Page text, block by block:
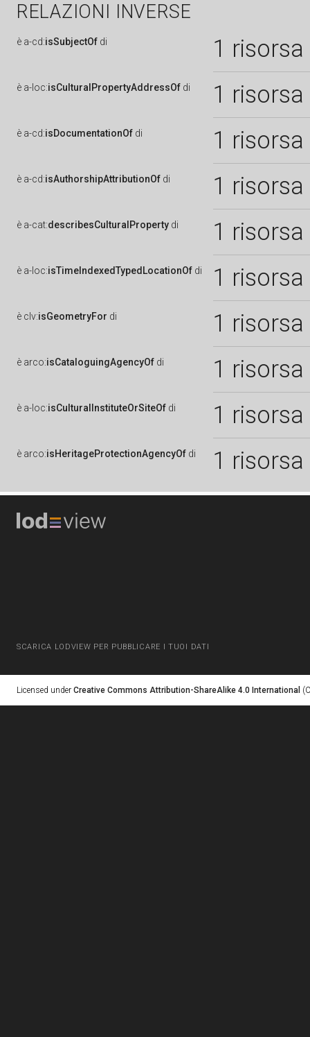
RELAZIONI INVERSE
è a-cd:isSubjectOf di 1 risorsa
è a-loc:isCulturalPropertyAddressOf di 1 risorsa
è a-cd:isDocumentationOf di 1 risorsa
è a-cd:isAuthorshipAttributionOf di 1 risorsa
è a-cat:describesCulturalProperty di 1 risorsa
è a-loc:isTimeIndexedTypedLocationOf di 1 risorsa
è clv:isGeometryFor di 1 risorsa
è arco:isCataloguingAgencyOf di 1 risorsa
è a-loc:isCulturalInstituteOrSiteOf di 1 risorsa
è arco:isHeritageProtectionAgencyOf di 1 risorsa
SCARICA LODVIEW PER PUBBLICARE I TUOI DATI
Licensed under Creative Commons Attribution-ShareAlike 4.0 International